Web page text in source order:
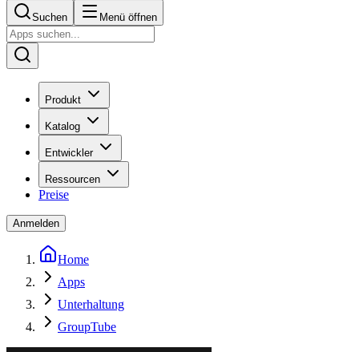
Suchen Menü öffnen
Produkt
Katalog
Entwickler
Ressourcen
Preise
Anmelden
Home
Apps
Unterhaltung
GroupTube